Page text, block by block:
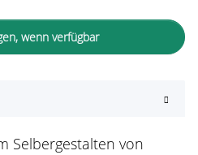
wenn verfügbar
Selbergestalten von